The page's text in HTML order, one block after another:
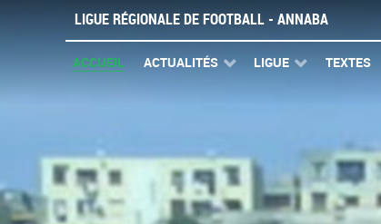
LIGUE RÉGIONALE DE FOOTBALL - ANNABA
ACCUEIL ACTUALITÉS LIGUE TEXTES